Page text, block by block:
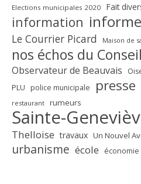
Elections municipales 2020 Fait
information
Le Courrier Picard Maison de
nos échos du Conseil
Observateur de Beauvais
PLU police municipale presse
restaurant rumeurs
Sainte-
Thelloise travaux Un Nouvel
urbanisme école économie